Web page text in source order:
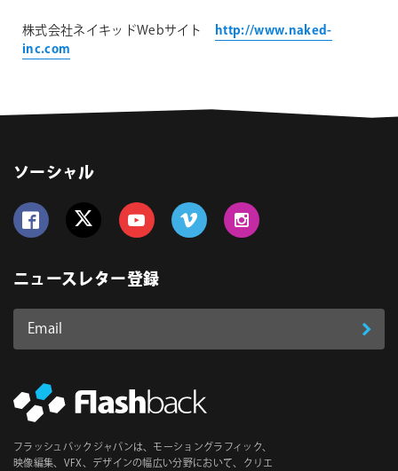
株式会社ネイキッドWebサイト http://www.naked-
inc.com
ソーシャル
ニュースレター登録
Email
ス
必
須
登
フラッシュバックジャパンは、モーショングラフィック、
映像編集、VFX、デザインの幅広い分野において、クリエ